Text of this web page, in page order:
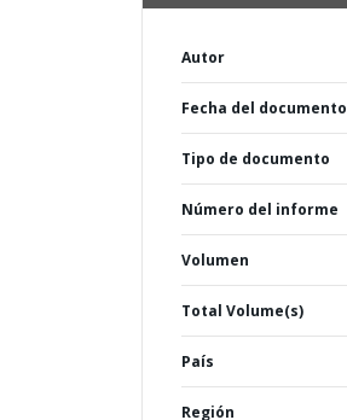
Autor
Fecha del documento
Tipo de documento
Número del informe
Volumen
Total Volume(s)
País
Región